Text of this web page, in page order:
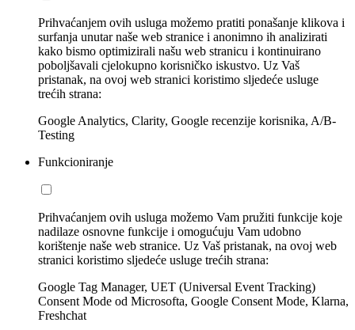
Prihvaćanjem ovih usluga možemo pratiti ponašanje klikova i
surfanja unutar naše web stranice i anonimno ih analizirati
kako bismo optimizirali našu web stranicu i kontinuirano
poboljšavali cjelokupno korisničko iskustvo. Uz Vaš
pristanak, na ovoj web stranici koristimo sljedeće usluge
trećih strana:
Google Analytics, Clarity, Google recenzije korisnika, A/B-
Testing
Funkcioniranje
Prihvaćanjem ovih usluga možemo Vam pružiti funkcije koje
nadilaze osnovne funkcije i omogućuju Vam udobno
korištenje naše web stranice. Uz Vaš pristanak, na ovoj web
stranici koristimo sljedeće usluge trećih strana:
Google Tag Manager, UET (Universal Event Tracking)
Consent Mode od Microsofta, Google Consent Mode, Klarna,
Freshchat